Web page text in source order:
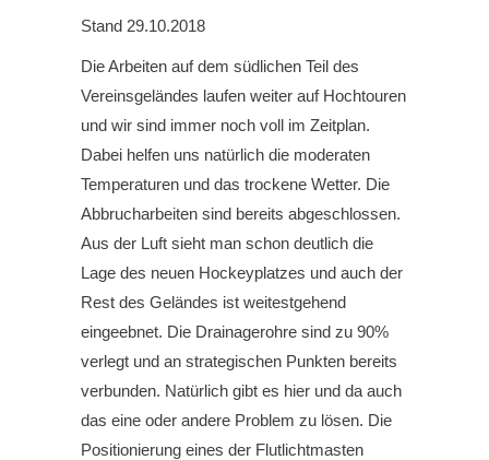
Stand 29.10.2018
Die Arbeiten auf dem südlichen Teil des
Vereinsgeländes laufen weiter auf Hochtouren
und wir sind immer noch voll im Zeitplan.
Dabei helfen uns natürlich die moderaten
Temperaturen und das trockene Wetter. Die
Abbrucharbeiten sind bereits abgeschlossen.
Aus der Luft sieht man schon deutlich die
Lage des neuen Hockeyplatzes und auch der
Rest des Geländes ist weitestgehend
eingeebnet. Die Drainagerohre sind zu 90%
verlegt und an strategischen Punkten bereits
verbunden. Natürlich gibt es hier und da auch
das eine oder andere Problem zu lösen. Die
Positionierung eines der Flutlichtmasten